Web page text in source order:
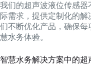
我们的超声波液位传感
际需求，提供定制化的
们不断优化产品，确保
慧水务体验。
智慧水务解决方案中的